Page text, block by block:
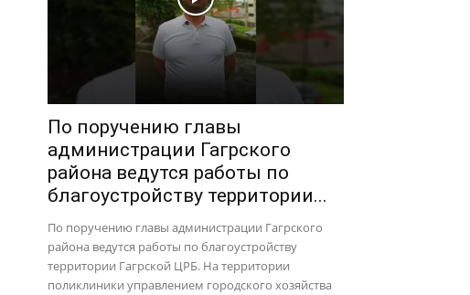
По поручению главы
администрации Гагрского
района ведутся работы по
благоустройству территории...
По поручению главы администрации Гагрского
района ведутся работы по благоустройству
территории Гагрской ЦРБ. На территории
поликлиники управлением городского хозяйства